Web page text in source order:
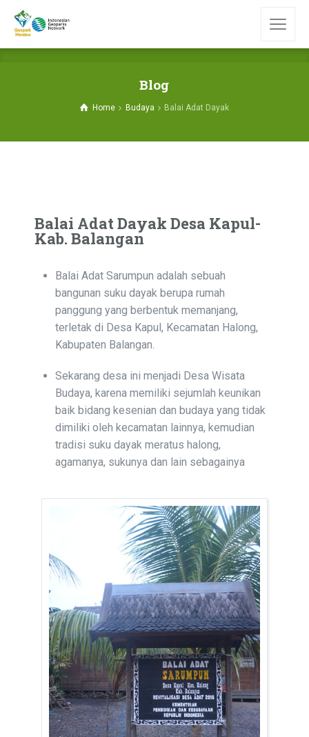
Blog
Home Budaya Balai Adat Dayak
Balai Adat Dayak Desa Kapul-
Kab. Balangan
Balai Adat Sarumpun adalah sebuah
bangunan suku dayak berupa rumah
panggung yang berbentuk memanjang,
terletak di Desa Kapul, Kecamatan Halong,
Kabupaten Balangan.
Sekarang desa ini menjadi Desa Wisata
Budaya, karena memiliki sejumlah keunikan
baik bidang kesenian dan budaya yang tidak
dimiliki oleh kecamatan lainnya, kemudian
tradisi suku dayak meratus halong,
agamanya, sukunya dan lain sebagainya